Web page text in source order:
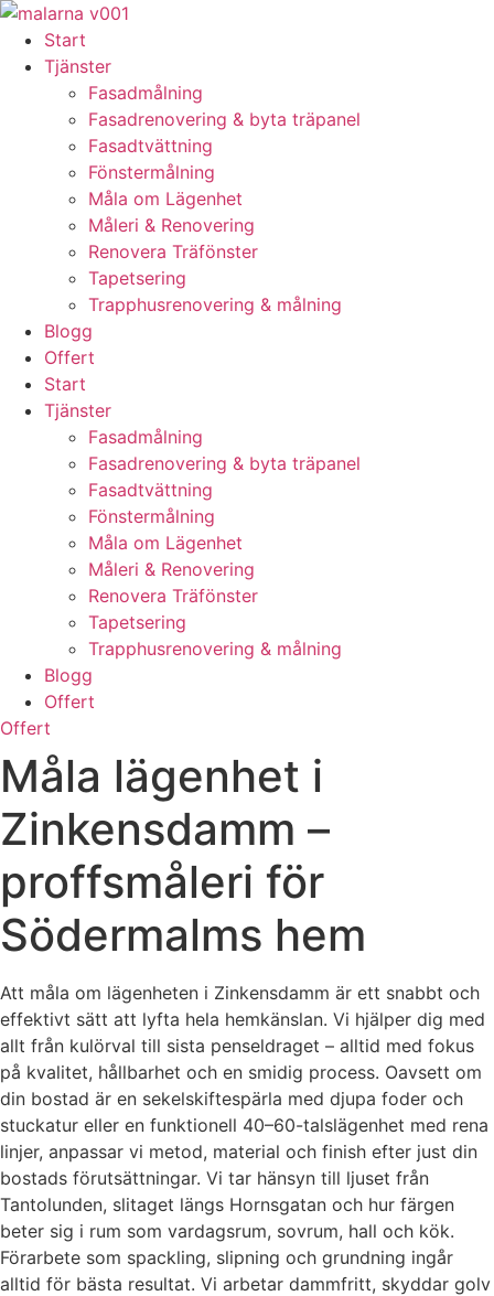
Skip
content
Start
Tjänster
Fasadmålning
Fasadrenovering & byta träpanel
Fasadtvättning
Fönstermålning
Måla om Lägenhet
Måleri & Renovering
Renovera Träfönster
Tapetsering
Trapphusrenovering & målning
Blogg
Offert
Start
Tjänster
Fasadmålning
Fasadrenovering & byta träpanel
Fasadtvättning
Fönstermålning
Måla om Lägenhet
Måleri & Renovering
Renovera Träfönster
Tapetsering
Trapphusrenovering & målning
Blogg
Offert
Offert
Måla lägenhet i
Zinkensdamm –
proffsmåleri för
Södermalms hem
Att måla om lägenheten i Zinkensdamm är ett snabbt och
effektivt sätt att lyfta hela hemkänslan. Vi hjälper dig med
allt från kulörval till sista penseldraget – alltid med fokus
på kvalitet, hållbarhet och en smidig process. Oavsett om
din bostad är en sekelskiftespärla med djupa foder och
stuckatur eller en funktionell 40–60-talslägenhet med rena
linjer, anpassar vi metod, material och finish efter just din
bostads förutsättningar. Vi tar hänsyn till ljuset från
Tantolunden, slitaget längs Hornsgatan och hur färgen
beter sig i rum som vardagsrum, sovrum, hall och kök.
Förarbete som spackling, slipning och grundning ingår
alltid för bästa resultat. Vi arbetar dammfritt, skyddar golv